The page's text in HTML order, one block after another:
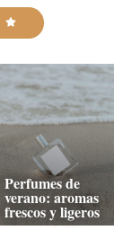
Perfumes de
verano: aromas
frescos y ligeros